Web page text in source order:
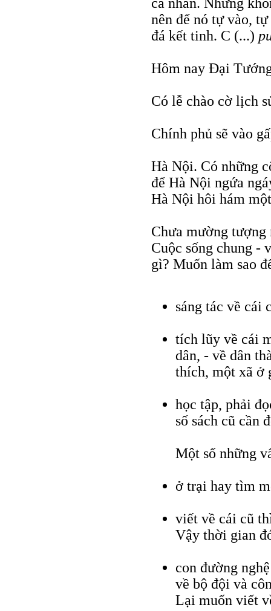
cá nhân. Nhưng
nên để nó tự vào,
đá kết tinh. C (...)
Hôm nay Ðại
Có lễ chào cờ lịch
Chính phủ sẽ vào
Hà Nội. Có những
để Hà Nội ngứa
Hà Nội hôi hám
Chưa mường
Cuộc sống chung -
gì? Muốn làm sao
sáng tác về cái
tích lũy về cái
dân, - về dân
thích, một xã ở
học tập, phải
số sách cũ cần
Một số những
ở trại hay tìm
viết về cái cũ
Vậy thời gian
con đường
về bộ đội và
Lại muốn viết